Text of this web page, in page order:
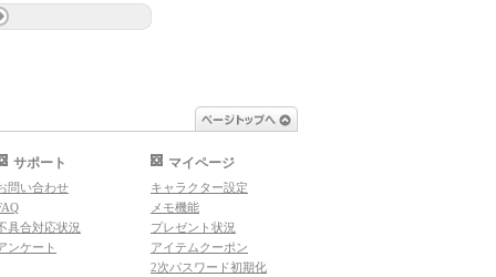
サポート
問い合わせ
具合対応状況
ンケート
マイページ
キャラクター設定
メモ機能
プレゼント状況
アイテムクーポン
2次パスワード初期化